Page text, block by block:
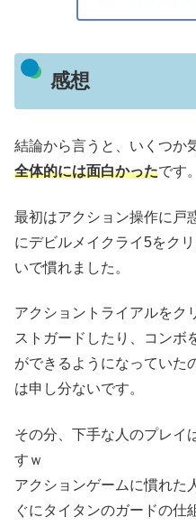
感想
結論から言うと、いくつか
全体的には面白かったです。
最初はアクション操作に戸
にデビルメイクライ5をク
いで慣れました。
アクショントライアルをク
ストガードしたり、コンボ
ができるようになっていた
は申し分ないです。
その分、下手な人のプレイ
すｗ
アクションゲームに慣れた
ぐにタイタンのガードの仕